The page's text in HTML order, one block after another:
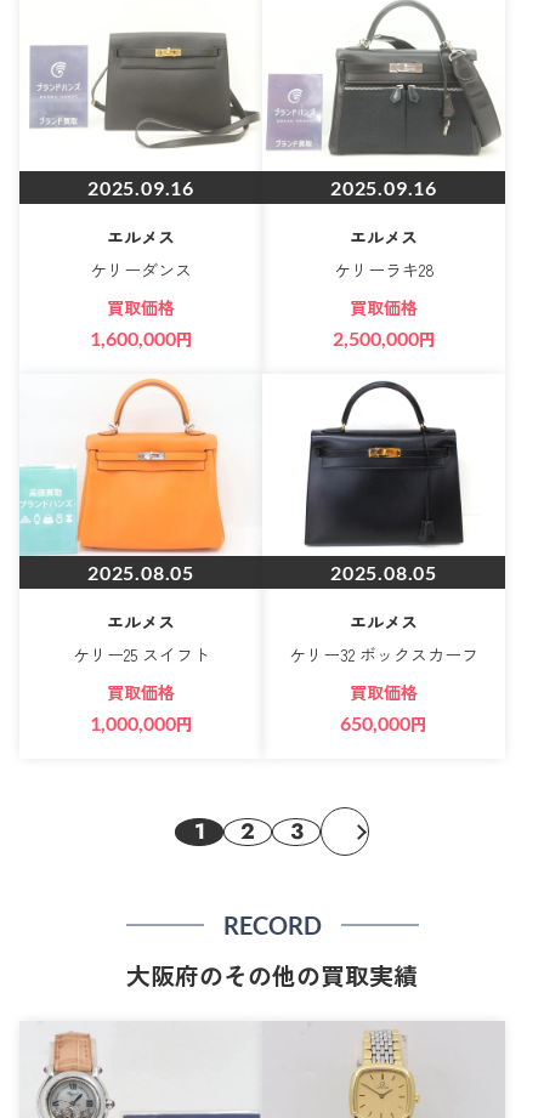
2025.09.16
エルメス
ケリーダンス
買取価格
1,600,000円
2025.09.16
エルメス
ケリーラキ28
買取価格
2,500,000円
2025.08.05
エルメス
ケリー25 スイフト
買取価格
1,000,000円
2025.08.05
エルメス
ケリー32 ボックスカーフ
買取価格
650,000円
1 2 3
RECORD
大阪府のその他の買取実績